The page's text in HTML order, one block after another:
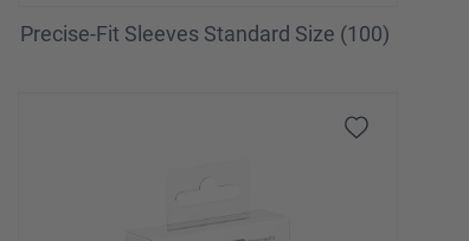
Precise-Fit Sleeves Standard Size (100)